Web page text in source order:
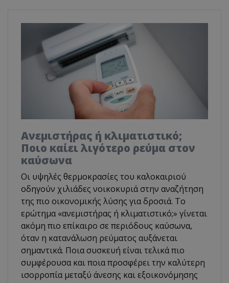
Ανεμιστήρας ή κλιματιστικό;
Ποιο καίει λιγότερο ρεύμα στον
καύσωνα
Οι υψηλές θερμοκρασίες του καλοκαιριού
οδηγούν χιλιάδες νοικοκυριά στην αναζήτηση
της πιο οικονομικής λύσης για δροσιά. Το
ερώτημα «ανεμιστήρας ή κλιματιστικό;» γίνεται
ακόμη πιο επίκαιρο σε περιόδους καύσωνα,
όταν η κατανάλωση ρεύματος αυξάνεται
σημαντικά. Ποια συσκευή είναι τελικά πιο
συμφέρουσα και ποια προσφέρει την καλύτερη
ισορροπία μεταξύ άνεσης και εξοικονόμησης